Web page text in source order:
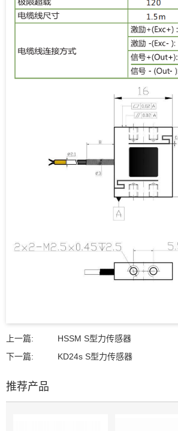
上一篇:
HSSM S型力传感器
下一篇:
KD24s S型力传感器
推荐产品